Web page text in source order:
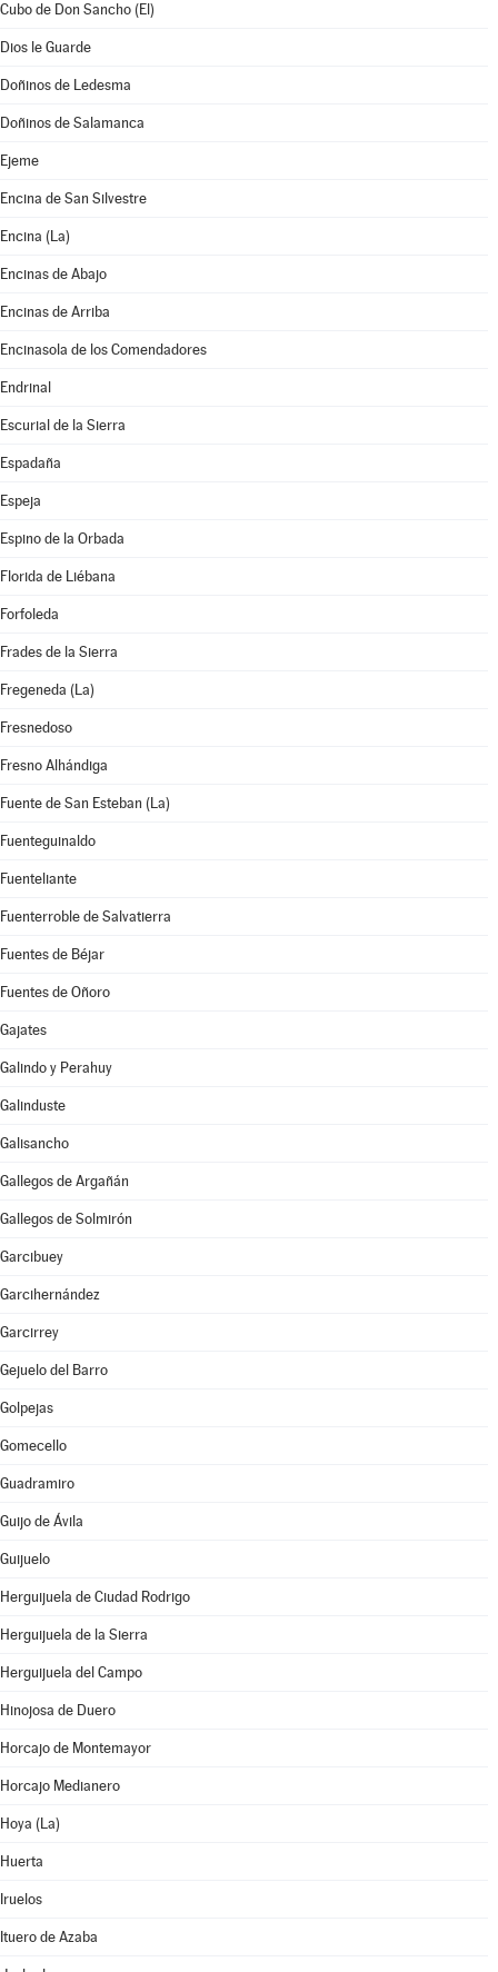
Cubo de Don Sancho (El)
Dios le Guarde
Doñinos de Ledesma
Doñinos de Salamanca
Ejeme
Encina de San Silvestre
Encina (La)
Encinas de Abajo
Encinas de Arriba
Encinasola de los Comendadores
Endrinal
Escurial de la Sierra
Espadaña
Espeja
Espino de la Orbada
Florida de Liébana
Forfoleda
Frades de la Sierra
Fregeneda (La)
Fresnedoso
Fresno Alhándiga
Fuente de San Esteban (La)
Fuenteguinaldo
Fuenteliante
Fuenterroble de Salvatierra
Fuentes de Béjar
Fuentes de Oñoro
Gajates
Galindo y Perahuy
Galinduste
Galisancho
Gallegos de Argañán
Gallegos de Solmirón
Garcibuey
Garcihernández
Garcirrey
Gejuelo del Barro
Golpejas
Gomecello
Guadramiro
Guijo de Ávila
Guijuelo
Herguijuela de Ciudad Rodrigo
Herguijuela de la Sierra
Herguijuela del Campo
Hinojosa de Duero
Horcajo de Montemayor
Horcajo Medianero
Hoya (La)
Huerta
Iruelos
Ituero de Azaba